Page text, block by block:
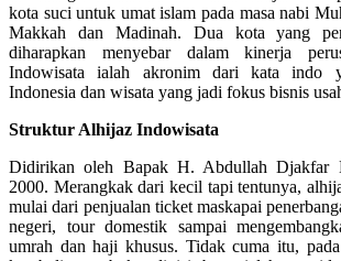
kota suci untuk umat islam pada masa nabi
Makkah dan Madinah. Dua kota yang
diharapkan menyebar dalam kinerja
Indowisata ialah akronim dari kata indo
Indonesia dan wisata yang jadi fokus bisnis
Struktur Alhijaz Indowisata
Didirikan oleh Bapak H. Abdullah Djakfar
2000. Merangkak dari kecil tapi tentunya,
mulai dari penjualan ticket maskapai
negeri, tour domestik sampai
umrah dan haji khusus. Tidak cuma itu,